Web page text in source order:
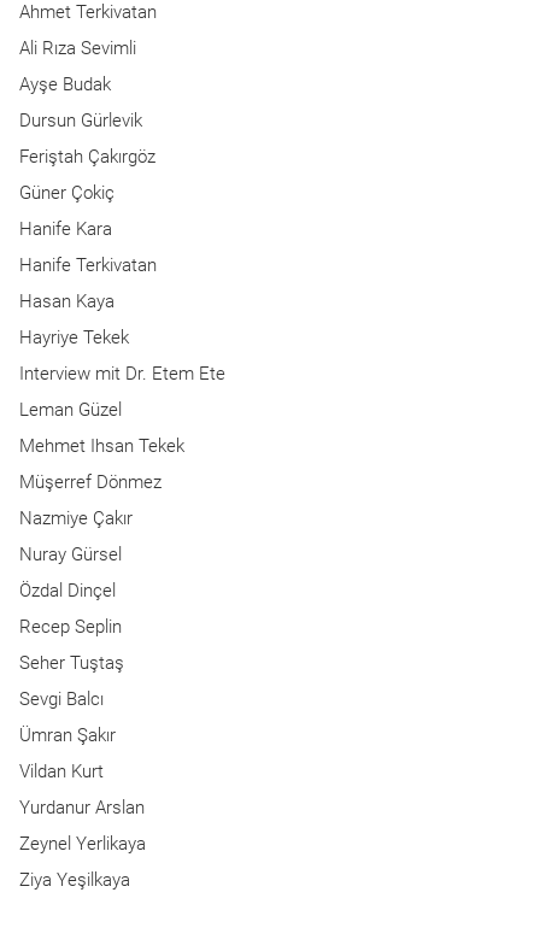
Ahmet Terkivatan
Ali Rıza Sevimli
Ayşe Budak
Dursun Gürlevik
Feriştah Çakırgöz
Güner Çokiç
Hanife Kara
Hanife Terkivatan
Hasan Kaya
Hayriye Tekek
Interview mit Dr. Etem Ete
Leman Güzel
Mehmet Ihsan Tekek
Müşerref Dönmez
Nazmiye Çakır
Nuray Gürsel
Özdal Dinçel
Recep Seplin
Seher Tuştaş
Sevgi Balcı
Ümran Şakır
Vildan Kurt
Yurdanur Arslan
Zeynel Yerlikaya
Ziya Yeşilkaya